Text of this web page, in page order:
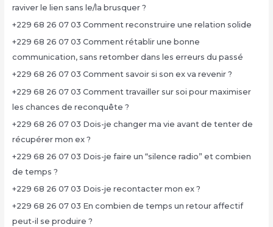
raviver le lien sans le/la brusquer ?
+229 68 26 07 03 Comment reconstruire une relation solide
+229 68 26 07 03 Comment rétablir une bonne
communication, sans retomber dans les erreurs du passé
+229 68 26 07 03 Comment savoir si son ex va revenir ?
+229 68 26 07 03 Comment travailler sur soi pour maximiser
les chances de reconquête ?
+229 68 26 07 03 Dois-je changer ma vie avant de tenter de
récupérer mon ex ?
+229 68 26 07 03 Dois-je faire un “silence radio” et combien
de temps ?
+229 68 26 07 03 Dois-je recontacter mon ex ?
+229 68 26 07 03 En combien de temps un retour affectif
peut-il se produire ?